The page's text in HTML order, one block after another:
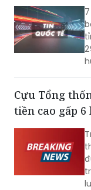
Cựu Tổng
tiền cao gấp